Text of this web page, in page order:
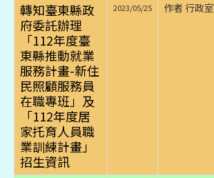
轉知臺東縣政
府委託辦理
「112年度臺
東縣推動就業
服務計畫-新住
民照顧服務員
在職專班」及
「112年度居
家托育人員職
業訓練計畫」
招生資訊
2023/05/25 作者 行政室